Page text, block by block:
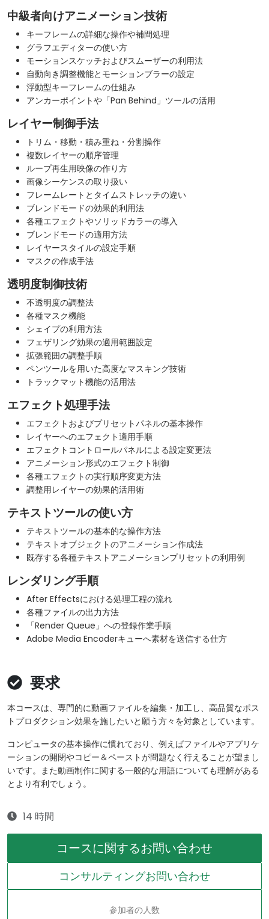
中級者向けアニメーション技術
キーフレームの詳細な操作や補間処理
グラフエディターの使い方
モーションスケッチおよびスムーザーの利用法
自動向き調整機能とモーションブラーの設定
浮動型キーフレームの仕組み
アンカーポイントや「Pan Behind」ツールの活用
レイヤー制御手法
トリム・移動・積み重ね・分割操作
複数レイヤーの順序管理
ループ再生用映像の作り方
画像シーケンスの取り扱い
フレームレートとタイムストレッチの違い
ブレンドモードの効果的利用法
各種エフェクトやソリッドカラーの導入
ブレンドモードの適用方法
レイヤースタイルの設定手順
マスクの作成手法
透明度制御技術
不透明度の調整法
各種マスク機能
シェイプの利用方法
フェザリング効果の適用範囲設定
拡張範囲の調整手順
ペンツールを用いた高度なマスキング技術
トラックマット機能の活用法
エフェクト処理手法
エフェクトおよびプリセットパネルの基本操作
レイヤーへのエフェクト適用手順
エフェクトコントロールパネルによる設定変更法
アニメーション形式のエフェクト制御
各種エフェクトの実行順序変更方法
調整用レイヤーの効果的活用術
テキストツールの使い方
テキストツールの基本的な操作方法
テキストオブジェクトのアニメーション作成法
既存する各種テキストアニメーションプリセットの利用例
レンダリング手順
After Effectsにおける処理工程の流れ
各種ファイルの出力方法
「Render Queue」への登録作業手順
Adobe Media Encoderキューへ素材を送信する仕方
要求
本コースは、専門的に動画ファイルを編集・加工し、高品質なポス
トプロダクション効果を施したいと願う方々を対象としています。
コンピュータの基本操作に慣れており、例えばファイルやアプリケ
ーションの開閉やコピー＆ペーストが問題なく行えることが望まし
いです。また動画制作に関する一般的な用語についても理解がある
とより有利でしょう。
14 時間
コースに関するお問い合わせ
コンサルティングお問い合わせ
参加者の人数